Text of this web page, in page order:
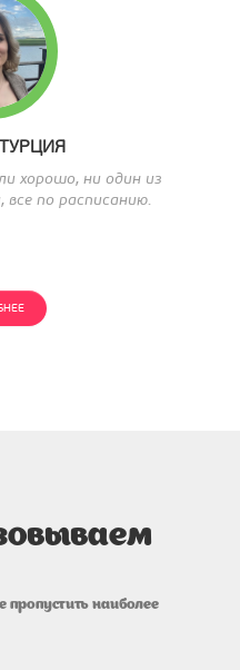
хорошо, ни один из
все по расписанию.